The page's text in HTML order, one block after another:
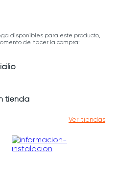
disponibles para este producto,
de hacer la compra:
tienda
Ver tiendas